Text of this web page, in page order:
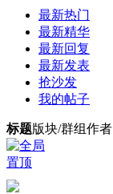
最新热门
最新精华
最新回复
最新发表
抢沙发
我的帖子
标题版块/群组作者